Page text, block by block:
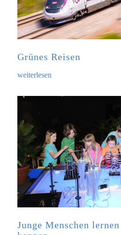
Grünes Reisen
weiterlesen
Junge Menschen